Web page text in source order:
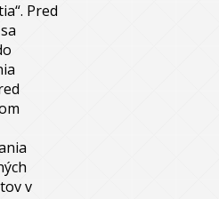
Pred
v